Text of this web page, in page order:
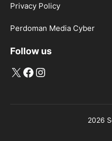
Privacy Policy
Perdoman Media Cyber
Follow us
X Facebook
Instagram
2026